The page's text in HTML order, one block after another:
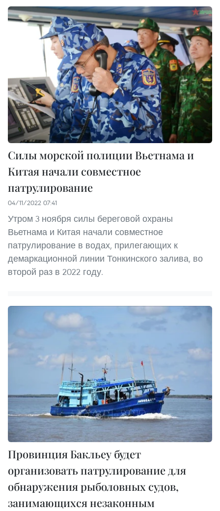
Силы морской полиции Вьетнама и
Китая начали совместное
патрулирование
04/11/2022 07:41
Утром 3 ноября силы береговой охраны
Вьетнама и Китая начали совместное
патрулирование в водах, прилегающих к
демаркационной линии Тонкинского залива, во
второй раз в 2022 году.
Провинция Бакльеу будет
организовать патрулирование для
обнаружения рыболовных судов,
занимающихся незаконным